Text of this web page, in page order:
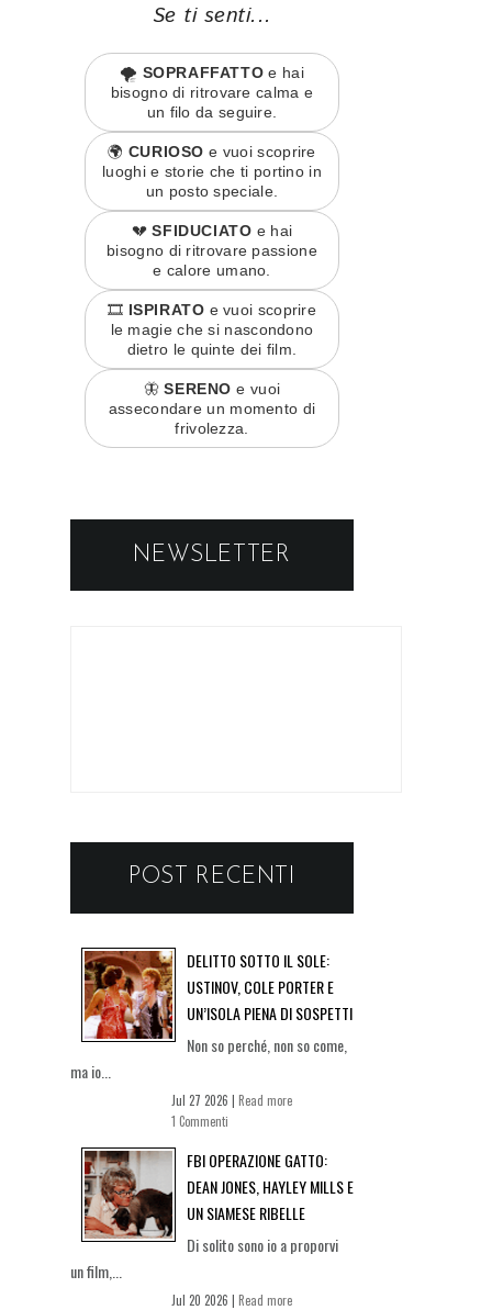
Se ti senti...
🌪️ SOPRAFFATTO e hai
bisogno di ritrovare calma e
un filo da seguire.
🌍 CURIOSO e vuoi scoprire
luoghi e storie che ti portino in
un posto speciale.
💔SFIDUCIATO e hai
bisogno di ritrovare passione
e calore umano.
🎞️ ISPIRATO e vuoi scoprire
le magie che si nascondono
dietro le quinte dei film.
🦋SERENO e vuoi
assecondare un momento di
frivolezza.
NEWSLETTER
POST RECENTI
DELITTO SOTTO IL SOLE:
USTINOV, COLE PORTER E
UN’ISOLA PIENA DI SOSPETTI
Non so perché, non so come,
ma io...
Jul 27 2026 | Read more
1 Commenti
FBI OPERAZIONE GATTO:
DEAN JONES, HAYLEY MILLS E
UN SIAMESE RIBELLE
Di solito sono io a proporvi
un film,...
Jul 20 2026 | Read more